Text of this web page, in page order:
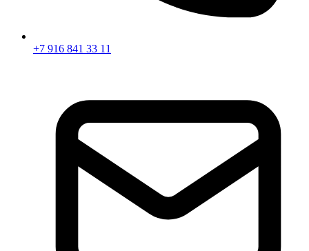
+7 916 841 33 11